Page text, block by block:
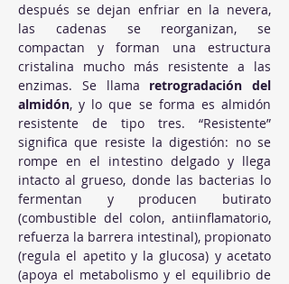
después se dejan enfriar en la nevera,
las cadenas se reorganizan, se
compactan y forman una estructura
cristalina mucho más resistente a las
enzimas. Se llama retrogradación del
almidón, y lo que se forma es almidón
resistente de tipo tres. “Resistente”
significa que resiste la digestión: no se
rompe en el intestino delgado y llega
intacto al grueso, donde las bacterias lo
fermentan y producen butirato
(combustible del colon, antiinflamatorio,
refuerza la barrera intestinal), propionato
(regula el apetito y la glucosa) y acetato
(apoya el metabolismo y el equilibrio de